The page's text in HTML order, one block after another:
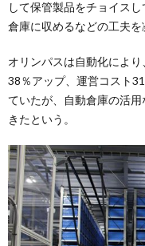
して保管製品をチョイス
倉庫に収めるなどの工夫を
オリンパスは自動化によ
38％アップ、運営コスト
ていたが、自動倉庫の活
きたという。